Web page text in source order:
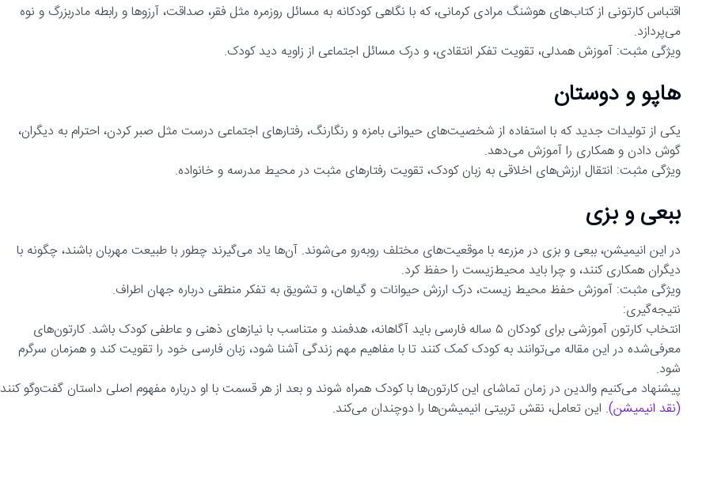
اقتباس کارتونی از کتاب‌های هوشنگ مرادی کرمانی، که با نگاهی کودکانه به مسائل روزمره مثل فقر، صداقت، آرزوها و رابطه مادربزرگ و نوه
می‌پردازد.
ویژگی مثبت: آموزش همدلی، تقویت تفکر انتقادی، و درک مسائل اجتماعی از زاویه دید کودک.
هاپو و دوستان
یکی از تولیدات جدید که با استفاده از شخصیت‌های حیوانی بامزه و رنگارنگ، رفتارهای اجتماعی درست مثل صبر کردن، احترام به دیگران،
گوش دادن و همکاری را آموزش می‌دهد.
ویژگی مثبت: انتقال ارزش‌های اخلاقی به زبان کودک، تقویت رفتارهای مثبت در محیط مدرسه و خانواده.
ببعی و بزی
در این انیمیشن، ببعی و بزی در مزرعه با موقعیت‌های مختلف روبه‌رو می‌شوند. آن‌ها یاد می‌گیرند چطور با طبیعت مهربان باشند، چگونه با
دیگران همکاری کنند، و چرا باید محیط‌زیست را حفظ کرد.
ویژگی مثبت: آموزش حفظ محیط زیست، درک ارزش حیوانات و گیاهان، و تشویق به تفکر منطقی درباره جهان اطراف.
نتیجه‌گیری:
انتخاب کارتون آموزشی برای کودکان ۵ ساله فارسی باید آگاهانه، هدفمند و متناسب با نیازهای ذهنی و عاطفی کودک باشد. کارتون‌های
معرفی‌شده در این مقاله می‌توانند به کودک کمک کنند تا با مفاهیم مهم زندگی آشنا شود، زبان فارسی خود را تقویت کند و همزمان سرگرم
شود.
پیشنهاد می‌کنیم والدین در زمان تماشای این کارتون‌ها با کودک همراه شوند و بعد از هر قسمت با او درباره مفهوم اصلی داستان گفت‌وگو کنند
(نقد انیمیشن). این تعامل، نقش تربیتی انیمیشن‌ها را دوچندان می‌کند.